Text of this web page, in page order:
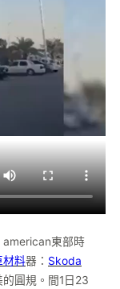
american東部時
材料器： Skoda
圓規。間1日23